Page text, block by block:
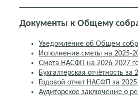
Документы к Общему
Уведомление об Общем
Исполнение сметы на 2025-
Смета НАСФП на 2026-2027
Бухгалтерская отчётность за
Годовой отчет НАСФП за
Аудиторское заключение о